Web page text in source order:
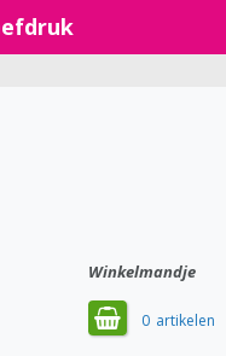
Winkelmandje
0